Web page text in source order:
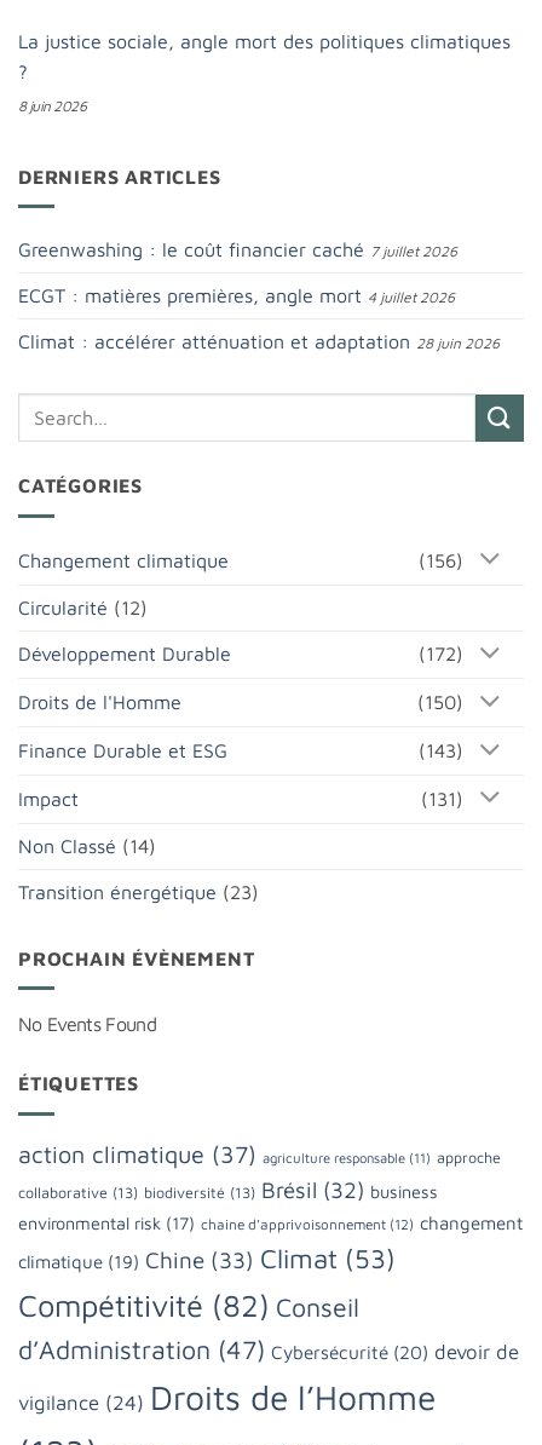
La justice sociale, angle mort des politiques climatiques
?
8 juin 2026
DERNIERS ARTICLES
Greenwashing : le coût financier caché 7 juillet 2026
ECGT : matières premières, angle mort 4 juillet 2026
Climat : accélérer atténuation et adaptation 28 juin 2026
CATÉGORIES
Changement climatique (156)
Circularité (12)
Développement Durable (172)
Droits de l'Homme (150)
Finance Durable et ESG (143)
Impact (131)
Non Classé (14)
Transition énergétique (23)
PROCHAIN ÉVÈNEMENT
No Events Found
ÉTIQUETTES
action climatique (37) agriculture responsable (11) approche
collaborative (13) biodiversité (13) Brésil (32) business
environmental risk (17) chaine d'apprivoisonnement (12) changement
climatique (19) Chine (33) Climat (53)
Compétitivité (82) Conseil
d’Administration (47) Cybersécurité (20) devoir de
vigilance (24) Droits de l’Homme